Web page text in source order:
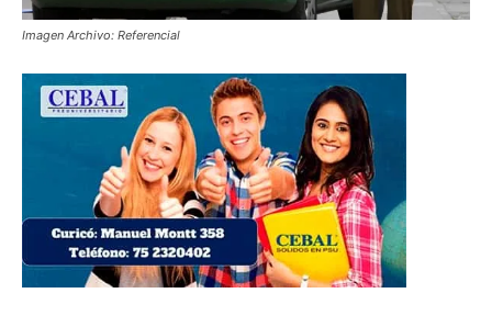
Imagen Archivo: Referencial